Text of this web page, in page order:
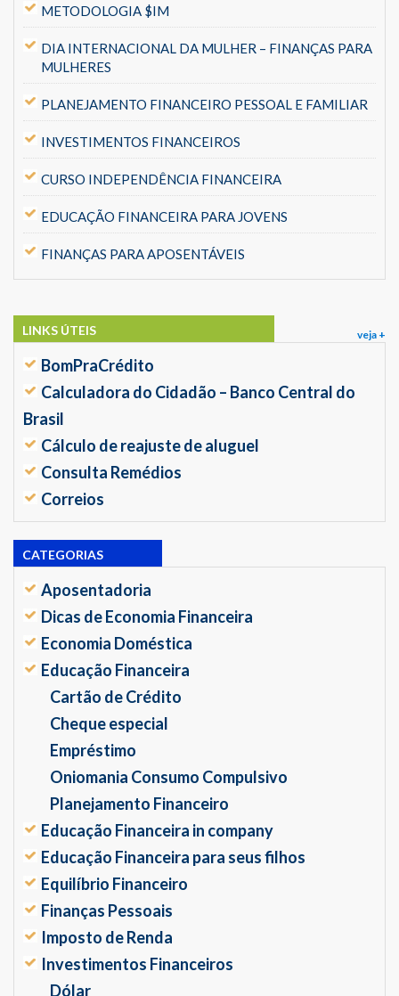
METODOLOGIA $IM
DIA INTERNACIONAL DA MULHER – FINANÇAS PARA
MULHERES
PLANEJAMENTO FINANCEIRO PESSOAL E FAMILIAR
INVESTIMENTOS FINANCEIROS
CURSO INDEPENDÊNCIA FINANCEIRA
EDUCAÇÃO FINANCEIRA PARA JOVENS
FINANÇAS PARA APOSENTÁVEIS
veja +
LINKS ÚTEIS
BomPraCrédito
Calculadora do Cidadão – Banco Central do
Brasil
Cálculo de reajuste de aluguel
Consulta Remédios
Correios
CATEGORIAS
Aposentadoria
Dicas de Economia Financeira
Economia Doméstica
Educação Financeira
Cartão de Crédito
Cheque especial
Empréstimo
Oniomania Consumo Compulsivo
Planejamento Financeiro
Educação Financeira in company
Educação Financeira para seus filhos
Equilíbrio Financeiro
Finanças Pessoais
Imposto de Renda
Investimentos Financeiros
Dólar